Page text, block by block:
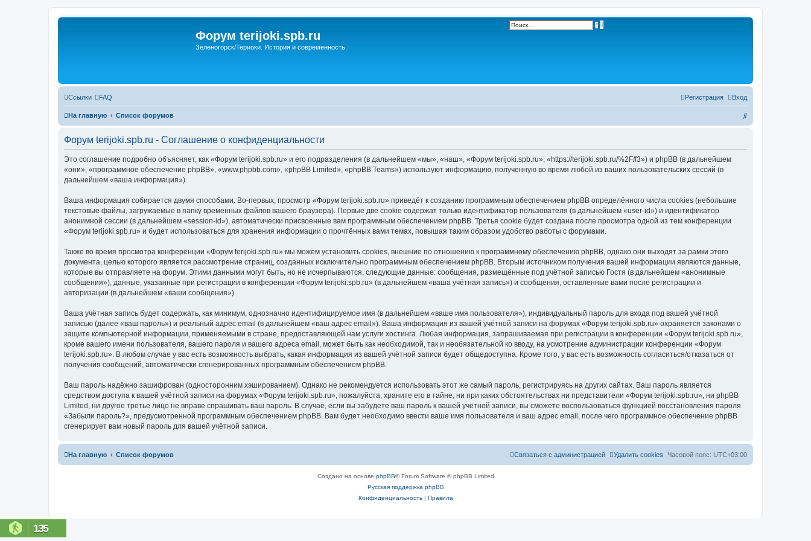
Форум terijoki.spb.ru
Зеленогорск/Териоки. История и современность.
П
о а
ы
Ссылки FAQ Вход
Регистрация
На главную Список форумов
П
Форум terijoki.spb.ru - Соглашение о конфиденциальности
Это соглашение подробно объясняет, как «Форум terijoki.spb.ru» и его подразделения (в дальнейшем «мы», «наш», «Форум terijoki.spb.ru», «https://terijoki.spb.ru/%2F/f3») и phpBB (в дальнейшем
«они», «программное обеспечение phpBB», «www.phpbb.com», «phpBB Limited», «phpBB Teams») используют информацию, полученную во время любой из ваших пользовательских сессий (в
дальнейшем «ваша информация»).
Ваша информация собирается двумя способами. Во-первых, просмотр «Форум terijoki.spb.ru» приведёт к созданию программным обеспечением phpBB определённого числа cookies (небольшие
текстовые файлы, загружаемые в папку временных файлов вашего браузера). Первые две cookie содержат только идентификатор пользователя (в дальнейшем «user-id») и идентификатор
анонимной сессии (в дальнейшем «session-id»), автоматически присвоенные вам программным обеспечением phpBB. Третья cookie будет создана после просмотра одной из тем конференции
«Форум terijoki.spb.ru» и будет использоваться для хранения информации о прочтённых вами темах, повышая таким образом удобство работы с форумами.
Также во время просмотра конференции «Форум terijoki.spb.ru» мы можем установить cookies, внешние по отношению к программному обеспечению phpBB, однако они выходят за рамки этого
документа, целью которого является рассмотрение страниц, созданных исключительно программным обеспечением phpBB. Вторым источником получения вашей информации являются данные,
которые вы отправляете на форум. Этими данными могут быть, но не исчерпываются, следующие данные: сообщения, размещённые под учётной записью Гостя (в дальнейшем «анонимные
сообщения»), данные, указанные при регистрации в конференции «Форум terijoki.spb.ru» (в дальнейшем «ваша учётная запись») и сообщения, оставленные вами после регистрации и
авторизации (в дальнейшем «ваши сообщения»).
Ваша учётная запись будет содержать, как минимум, однозначно идентифицируемое имя (в дальнейшем «ваше имя пользователя»), индивидуальный пароль для входа под вашей учётной
записью (далее «ваш пароль») и реальный адрес email (в дальнейшем «ваш адрес email»). Ваша информация из вашей учётной записи на форумах «Форум terijoki.spb.ru» охраняется законами о
защите компьютерной информации, применяемыми в стране, предоставляющей нам услуги хостинга. Любая информация, запрашиваемая при регистрации в конференции «Форум terijoki.spb.ru»,
кроме вашего имени пользователя, вашего пароля и вашего адреса email, может быть как необходимой, так и необязательной ко вводу, на усмотрение администрации конференции «Форум
terijoki.spb.ru». В любом случае у вас есть возможность выбрать, какая информация из вашей учётной записи будет общедоступна. Кроме того, у вас есть возможность согласиться/отказаться от
получения сообщений, автоматически сгенерированных программным обеспечением phpBB.
Ваш пароль надёжно зашифрован (односторонним хэшированием). Однако не рекомендуется использовать этот же самый пароль, регистрируясь на других сайтах. Ваш пароль является
средством доступа к вашей учётной записи на форумах «Форум terijoki.spb.ru», пожалуйста, храните его в тайне, ни при каких обстоятельствах ни представители «Форум terijoki.spb.ru», ни phpBB
Limited, ни другое третье лицо не вправе спрашивать ваш пароль. В случае, если вы забудете ваш пароль к вашей учётной записи, вы сможете воспользоваться функцией восстановления пароля
«Забыли пароль?», предусмотренной программным обеспечением phpBB. Вам будет необходимо ввести ваше имя пользователя и ваш адрес email, после чего программное обеспечение phpBB
сгенерирует вам новый пароль для вашей учётной записи.
На главную Список форумов Часовой пояс: UTC+03:00
Удалить cookies
Связаться с администрацией
Создано на основе phpBB® Forum Software © phpBB Limited
Русская поддержка phpBB
Конфиденциальность| Правила
135